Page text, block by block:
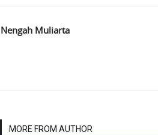
Muliarta
MORE FROM AUTHOR